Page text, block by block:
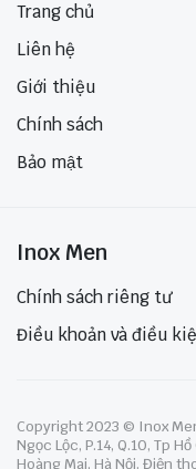
Trang chủ
Liên hệ
Giới thiệu
Chính sách
Bảo mật
Inox Men
Chính sách riêng tư
Điều khoản và điều
Copyright 2023 © Inox
Ngọc Lộc, P.14, Q.10, Tp
Hoàng Mai, Hà Nội. Điện